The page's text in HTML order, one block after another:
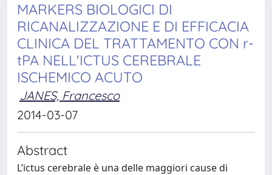
MARKERS BIOLOGICI DI
RICANALIZZAZIONE E DI EFFICACIA
CLINICA DEL TRATTAMENTO CON r-
tPA NELL'ICTUS CEREBRALE
ISCHEMICO ACUTO
JANES, Francesco
2014-03-07
Abstract
L’ictus cerebrale è una delle maggiori cause di